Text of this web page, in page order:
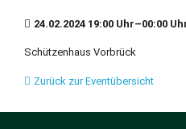
24.02.2024 19:00 Uhr–00:00
Schützenhaus Vorbrück
Zurück zur Eventübersicht